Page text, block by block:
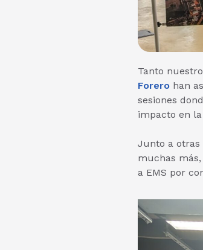
Tanto
Forerohan
sesiones
impacto en
Junto a otras
muchas
a EMS por